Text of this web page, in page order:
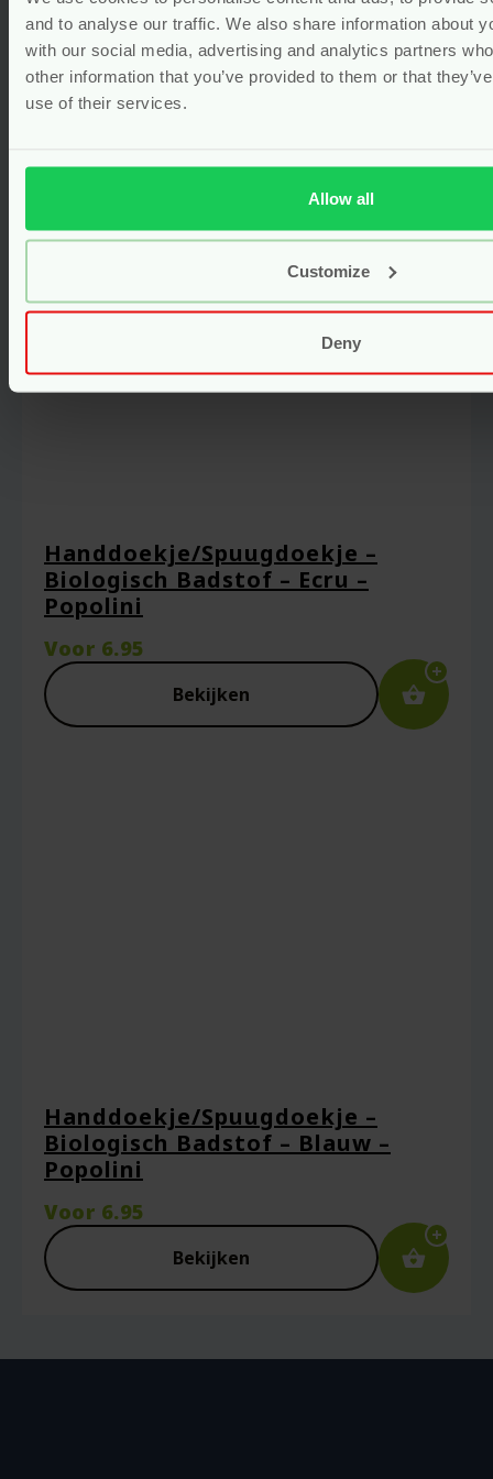
and to analyse our traffic. We also share information about
with our social media, advertising and analytics partners
other information that you’ve provided to them or that
use of their services.
Allow all
Customize
Deny
Katoen Badstof – Summerville
Organic
Vanaf29.95
Handdoekje/Spuugdoekje –
Biologisch Badstof – Ecru –
Popolini
Voor 6.95
Bekijken
Handdoekje/Spuugdoekje –
Biologisch Badstof – Blauw –
Popolini
Voor 6.95
Bekijken